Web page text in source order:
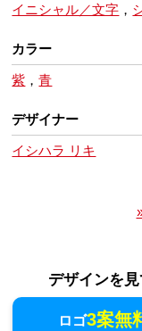
イニシャル／文字 ，
カラー
紫 ，青
デザイナー
イシハラ リキ
デザインを
ロゴ3案無